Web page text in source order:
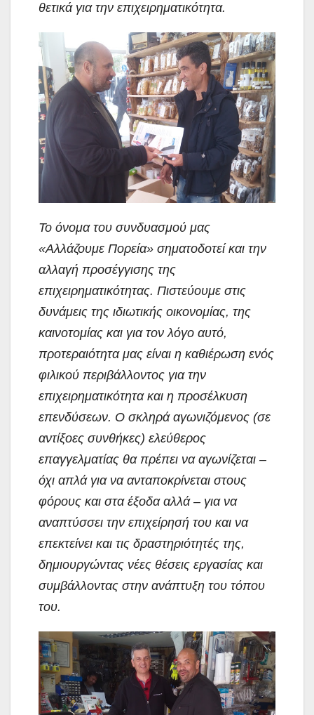
θετικά για την επιχειρηματικότητα.
Το όνομα του συνδυασμού μας
«Αλλάζουμε Πορεία» σηματοδοτεί και την
αλλαγή προσέγγισης της
επιχειρηματικότητας. Πιστεύουμε στις
δυνάμεις της ιδιωτικής οικονομίας, της
καινοτομίας και για τον λόγο αυτό,
προτεραιότητα μας είναι η καθιέρωση ενός
φιλικού περιβάλλοντος για την
επιχειρηματικότητα και η προσέλκυση
επενδύσεων. Ο σκληρά αγωνιζόμενος (σε
αντίξοες συνθήκες) ελεύθερος
επαγγελματίας θα πρέπει να αγωνίζεται –
όχι απλά για να ανταποκρίνεται στους
φόρους και στα έξοδα αλλά – για να
αναπτύσσει την επιχείρησή του και να
επεκτείνει και τις δραστηριότητές της,
δημιουργώντας νέες θέσεις εργασίας και
συμβάλλοντας στην ανάπτυξη του τόπου
του.